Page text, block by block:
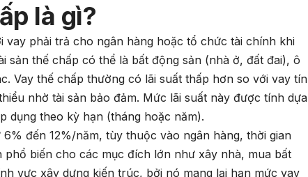
là gì?
vay phải trả cho ngân hàng hoặc tổ chức tài chính khi
sản thế chấp có thể là bất động sản (nhà ở, đất đai), ô
Vay thế chấp thường có lãi suất thấp hơn so với vay tín
nhờ tài sản bảo đảm. Mức lãi suất này được tính dựa
dụng theo kỳ hạn (tháng hoặc năm).
đến 12%/năm, tùy thuộc vào ngân hàng, thời gian
biến cho các mục đích lớn như xây nhà, mua bất
vực xây dựng kiến trúc, bởi nó mang lại hạn mức vay